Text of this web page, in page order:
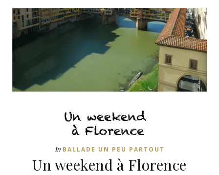
In BALLADE UN PEU PARTOUT
Un weekend à Florence